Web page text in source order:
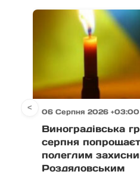
06 Серпня 2026
Виноградівська
серпня
полеглим
Роздяловським
<